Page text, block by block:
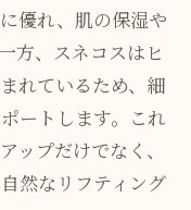
優れ、肌の保湿や
方、スネコスはヒ
れているため、細
ートします。これ
ップだけでなく、
然なリフティング